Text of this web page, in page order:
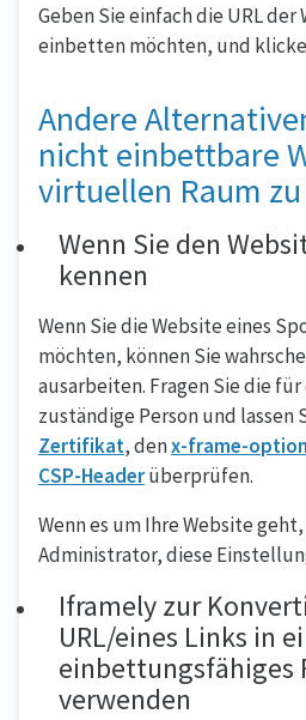
Geben Sie einfach die URL der
einbetten möchten, und
Andere
nicht einbettbare
virtuellen Raum
Wenn Sie den
kennen
Wenn Sie die Website eines
möchten, können Sie
ausarbeiten. Fragen Sie die
zuständige Person und lassen
Zertifikat, denx-frame-
CSP-Headerüberprüfen.
Wenn es um Ihre Website
Administrator, diese
Iframely zur
URL/eines Links in
einbettungsfähiges
verwenden